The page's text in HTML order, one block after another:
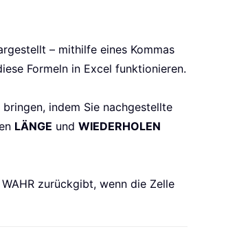
– mithilfe eines Kommas
Formeln in Excel funktionieren.
indem Sie nachgestellte
LÄNGE und WIEDERHOLEN
zurückgibt, wenn die Zelle